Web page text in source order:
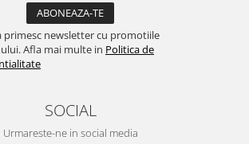
primesc newsletter cu promotiile
Afla mai multe in Politica de
SOCIAL
Urmareste-ne in social media